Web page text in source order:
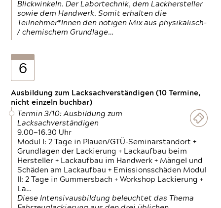
Blickwinkeln. Der Labortechnik, dem Lackhersteller
sowie dem Handwerk. Somit erhalten die
Teilnehmer*Innen den nötigen Mix aus physikalisch-
/ chemischem Grundlage…
6
Ausbildung zum Lacksachverständigen (10 Termine,
nicht einzeln buchbar)
Termin 3/10: Ausbildung zum
Lacksachverständigen
9.00—16.30 Uhr
Modul I: 2 Tage in Plauen/GTÜ-Seminarstandort +
Grundlagen der Lackierung + Lackaufbau beim
Hersteller + Lackaufbau im Handwerk + Mängel und
Schäden am Lackaufbau + Emissionsschäden Modul
II: 2 Tage in Gummersbach + Workshop Lackierung +
La…
Diese Intensivausbildung beleuchtet das Thema